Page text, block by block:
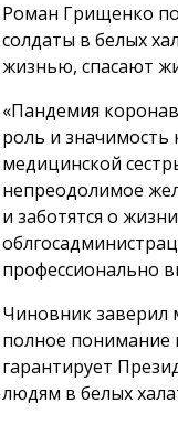
Роман Грищенко
солдаты в белых
жизнью, спасают
«Пандемия
роль и значимость
медицинской
непреодолимое
и заботятся о
профессионально
Чиновник заверил
полное понимание
гарантирует
людям в белых